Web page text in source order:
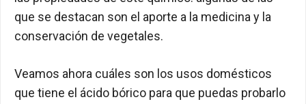
que se destacan son el aporte a la medicina y la
conservación de vegetales.
Veamos ahora cuáles son los usos domésticos
que tiene el ácido bórico para que puedas probarlo